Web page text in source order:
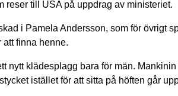
reser till USA på uppdrag av ministeriet.
i Pamela Andersson, som för övrigt
att finna henne.
nytt klädesplagg bara för män.
istället för att sitta på höften går